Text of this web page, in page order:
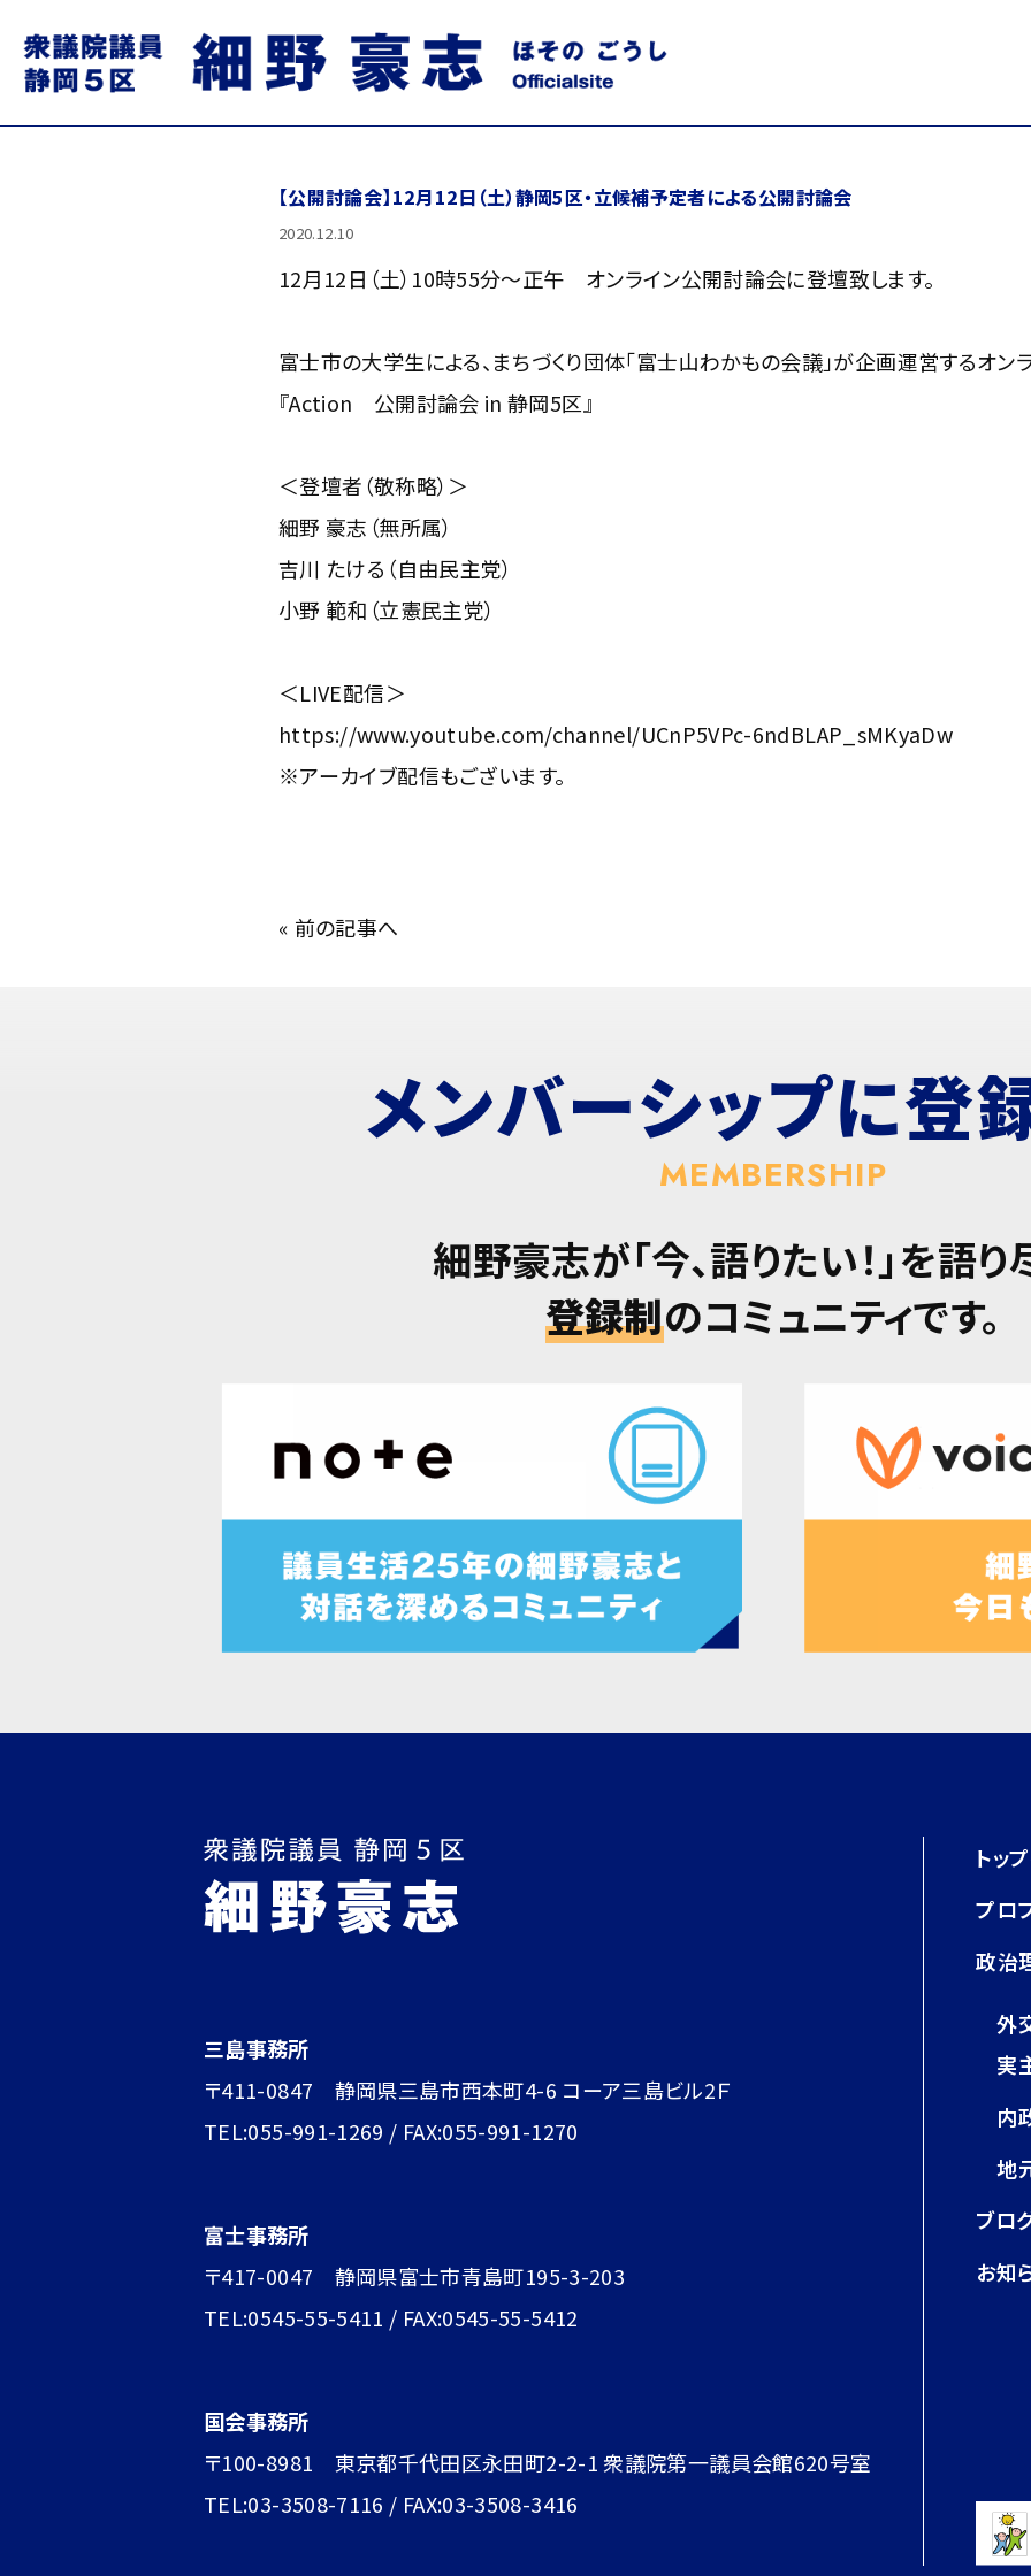
【公開討論会】12月12日（土）静岡5区・立候補予定者による公開討論会
2020.12.10
12月12日（土）10時55分～正午 オンライン公開討論会に登壇致します。
富士市の大学生による、まちづくり団体「富士山わかもの会議」が企画運営するオン
『Action 公開討論会 in 静岡5区』
＜登壇者（敬称略）＞
細野 豪志（無所属）
吉川 たける（自由民主党）
小野 範和（立憲民主党）
＜LIVE配信＞
https://www.youtube.com/channel/UCnP5VPc-6ndBLAP_sMKyaDw
※アーカイブ配信もございます。
« 前の記事へ
メンバーシップに登
MEMBERSHIP
細野豪志が「今、語りたい！」を語り
登録制のコミュニティです。
三島事務所
〒411-0847 静岡県三島市西本町4-6 コーア三島ビル2Ｆ
TEL:055-991-1269 / FAX:055-991-1270
富士事務所
〒417-0047 静岡県富士市青島町195-3-203
TEL:0545-55-5411 / FAX:0545-55-5412
国会事務所
〒100-8981 東京都千代田区永田町2-2-1 衆議院第一議員会館620号室
TEL:03-3508-7116 / FAX:03-3508-3416
トッ
プロ
政治
外
実
内
地
ブロ
お知